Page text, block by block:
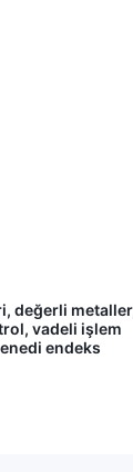
değerli
vadeli işlem
endeks